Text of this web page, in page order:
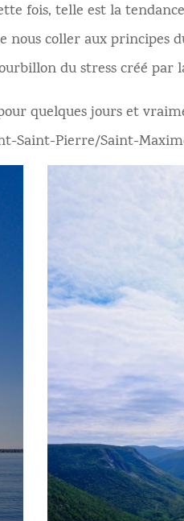
fois, telle est la
nous coller aux principes
du stress créé par
quelques jours et
Saint-Pierre/Saint-